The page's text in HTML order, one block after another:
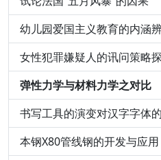
幼儿园爱国主义教育的内涵
女性犯罪嫌疑人的讯问策略
弹性力学与材料力学之对比
书写工具的演变对汉字字体
本钢X80管线钢的开发与应用